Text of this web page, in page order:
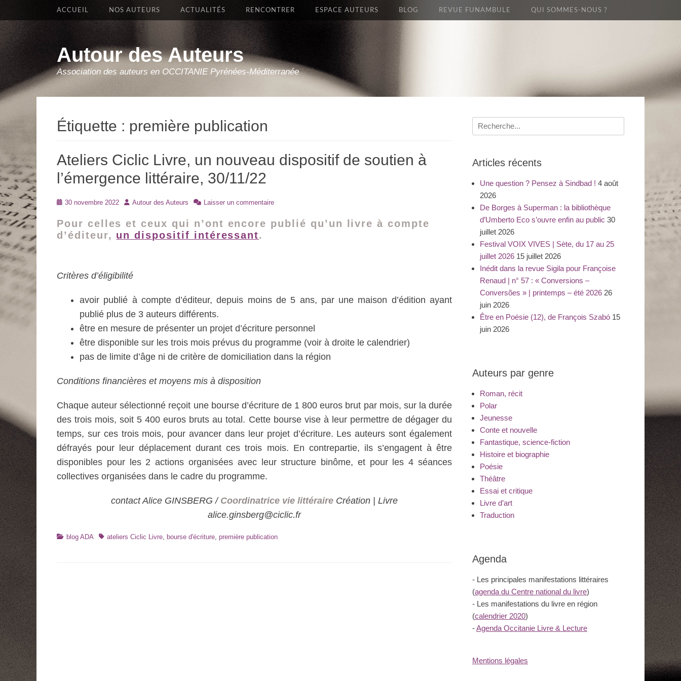
Autour des Auteurs
Association des auteurs en OCCITANIE Pyrénées-Méditerranée
Premier Menu
Aller
ACCUEIL NOS AUTEURS ACTUALITÉS RENCONTRER ESPACE AUTEURS BLOG REVUE FUNAMBULE QUI SOMMES-NOUS ?
Étiquette : première publication
Ateliers Ciclic Livre, un nouveau dispositif de soutien à
l’émergence littéraire, 30/11/22
Posté30 novembre 2022 Auteur
Autour des Auteurs Laisser un commentaire
Pour celles et ceux qui n’ont encore publié qu’un livre à compte
d’éditeur, un dispositif intéressant.
Critères d’éligibilité
avoir publié à compte d’éditeur, depuis moins de 5 ans, par une maison d’édition ayant
publié plus de 3 auteurs différents.
être en mesure de présenter un projet d’écriture personnel
être disponible sur les trois mois prévus du programme (voir à droite le calendrier)
pas de limite d’âge ni de critère de domiciliation dans la région
Conditions financières et moyens mis à disposition
Chaque auteur sélectionné reçoit une bourse d’écriture de 1 800 euros brut par mois, sur la durée
des trois mois, soit 5 400 euros bruts au total. Cette bourse vise à leur permettre de dégager du
temps, sur ces trois mois, pour avancer dans leur projet d’écriture. Les auteurs sont également
défrayés pour leur déplacement durant ces trois mois. En contrepartie, ils s’engagent à être
disponibles pour les 2 actions organisées avec leur structure binôme, et pour les 4 séances
collectives organisées dans le cadre du programme.
contact Alice GINSBERG / Coordinatrice vie littéraire Création | Livre
alice.ginsberg@ciclic.fr
Catégories
blog ADA Tagsateliers Ciclic Livre, bourse d'écriture, première publication
Recherche
pour
Articles récents
Une question ? Pensez à Sindbad ! 4 août
2026
De Borges à Superman : la bibliothèque
d’Umberto Eco s’ouvre enfin au public 30
juillet 2026
Festival VOIX VIVES | Sète, du 17 au 25
juillet 2026 15 juillet 2026
Inédit dans la revue Sigila pour Françoise
Renaud | n° 57 : « Conversions –
Conversões » | printemps – été 2026 26
juin 2026
Être en Poésie (12), de François Szabó 15
juin 2026
Auteurs par genre
Roman, récit
Polar
Jeunesse
Conte et nouvelle
Fantastique, science-fiction
Histoire et biographie
Poésie
Théâtre
Essai et critique
Livre d’art
Traduction
Agenda
- Les principales manifestations littéraires
(agenda du Centre national du livre)
- Les manifestations du livre en région
(calendrier 2020)
-Agenda Occitanie Livre & Lecture
Mentions légales